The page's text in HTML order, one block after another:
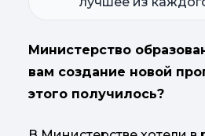
Министерство
вам создание новой
этого получилось?